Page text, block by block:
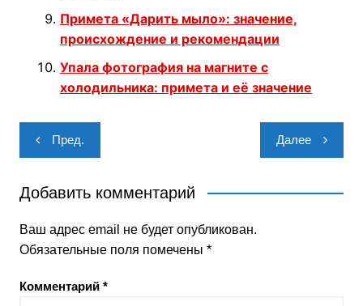
Примета «Дарить мыло»: значение,
происхождение и рекомендации
Упала фотография на магните с
холодильника: примета и её значение
Навигация
по
записям
Пред. Далее
Добавить комментарий
Ваш адрес email не будет опубликован.
Обязательные поля помечены *
Комментарий *